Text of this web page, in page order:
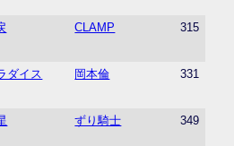
CLAMP 315
ダイス 岡本倫 331
ずり騎士 349